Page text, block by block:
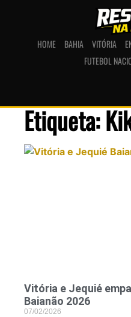
HOME BAHIA VITÓRIA
FUTEBOL
Etiqueta:
Vitória e Jequié
Baianão 2026
07/02/2026